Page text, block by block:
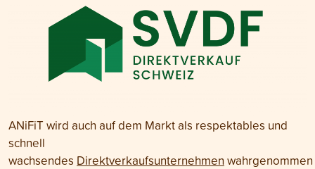
ANiFiT wird auch auf dem Markt als respektables und
schnell
wachsendes Direktverkaufsunternehmen wahrgenommen